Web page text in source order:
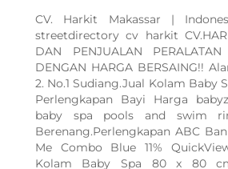
CV. Harkit Makassar |
streetdirectory cv harkit
DAN PENJUALAN
DENGAN HARGA BERSAING!!
2. No.1 Sudiang.Jual Kolam Baby
Perlengkapan Bayi Harga
baby spa pools and swim
Berenang.Perlengkapan ABC
Me Combo Blue 11%
Kolam Baby Spa 80 x 80